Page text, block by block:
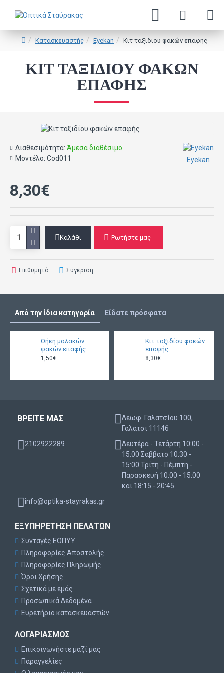
Κατασκευαστής Eyekan Κιτ ταξιδίου φακών επαφής
ΚΙΤ ΤΑΞΙΔΊΟΥ ΦΑΚΏΝ
ΕΠΑΦΉΣ
Διαθεσιμότητα: Άμεσα διαθέσιμο
Μοντέλο: Cod011 Eyekan
8,30€
Καλάθι Ρωτήστε μας
Επιθυμητό Σύγκριση
Από την ίδια κατηγορία Είδατε πρόσφατα
Θήκη μαλακών
φακών επαφής
1,50€
Κιτ ταξιδίου φακών
επαφής
8,30€
ΒΡΕΙΤΕ ΜΑΣ
Λεωφ. Γαλατσίου 100,
Γαλάτσι 11146
2102922289
Δευτέρα - Τετάρτη 10:00 -
15:00 Σάββατο 10:30 -
15:00 Τρίτη - Πέμπτη -
Παρασκευή 10:00 - 15:00
και 18:15 - 20:45
info@optika-stayrakas.gr
ΕΞΥΠΗΡΈΤΗΣΗ ΠΕΛΑΤΏΝ
Συνταγές ΕΟΠΥΥ
Πληροφορίες Αποστολής
Πληροφορίες Πληρωμής
Όροι Χρήσης
Σχετικά με εμάς
Προσωπικά Δεδομένα
Ευρετήριο κατασκευαστών
ΛΟΓΑΡΙΑΣΜΌΣ
Επικοινωνήστε μαζί μας
Παραγγελίες